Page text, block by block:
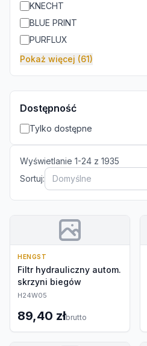
KNECHT
BLUE PRINT
PURFLUX
Pokaż więcej (61)
Dostępność
Tylko dostępne
Wyświetlanie 1-24 z 1935
Sortuj:
Domyślne
HENGST
Filtr hydrauliczny autom.
skrzyni biegów
H24W05
89,40 złbrutto